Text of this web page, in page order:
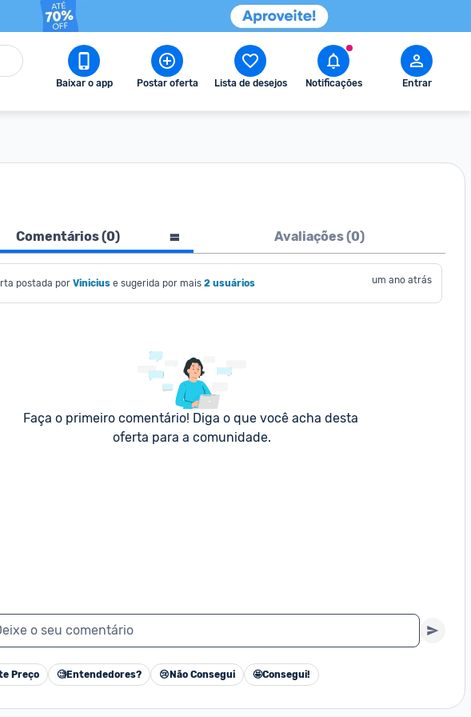
Baixar o app Postar oferta Lista de desejos Notificações Entrar
Comentários (0) Avaliações (0)
postada por Vinicius e sugerida por mais 2 usuários um ano atrás
Faça o primeiro comentário! Diga o que você acha desta
oferta para a comunidade.
o seu comentário
Preço 🧐Entendedores? 😢 Não Consegui 🤩Consegui!